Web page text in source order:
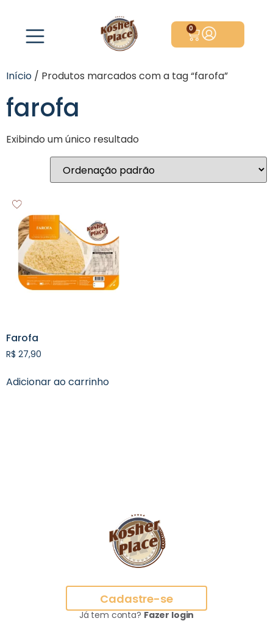
0
Início / Produtos marcados com a tag “farofa”
farofa
Exibindo um único resultado
Farofa
R$ 27,90
Adicionar ao carrinho
Cadastre-se
Já tem conta?Fazer login